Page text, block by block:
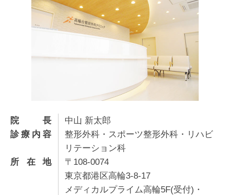
院長
中山 新太郎
診療内容
整形外科・スポーツ整形外科・リハビ
リテーション科
所在地
〒108-0074
東京都港区高輪3-8-17
メディカルプライム高輪5F(受付)・